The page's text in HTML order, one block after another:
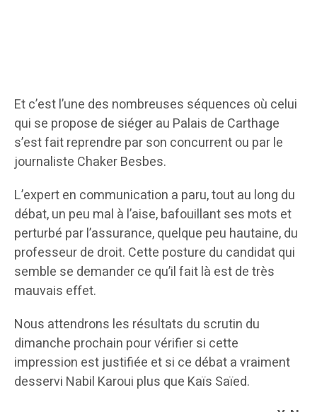
Et c’est l’une des nombreuses séquences où celui
qui se propose de siéger au Palais de Carthage
s’est fait reprendre par son concurrent ou par le
journaliste Chaker Besbes.
L’expert en communication a paru, tout au long du
débat, un peu mal à l’aise, bafouillant ses mots et
perturbé par l’assurance, quelque peu hautaine, du
professeur de droit. Cette posture du candidat qui
semble se demander ce qu’il fait là est de très
mauvais effet.
Nous attendrons les résultats du scrutin du
dimanche prochain pour vérifier si cette
impression est justifiée et si ce débat a vraiment
desservi Nabil Karoui plus que Kaïs Saïed.